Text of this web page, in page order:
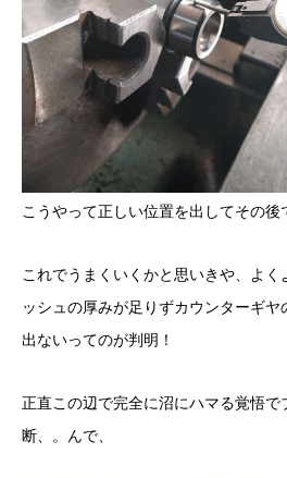
こうやって正しい位置を出してその後
これでうまくいくかと思いきや、よ
ッシュの厚みが足りずカウンターギ
出ないってのが判明！
正直この辺で完全に沼にハマる覚悟
断、。んで、